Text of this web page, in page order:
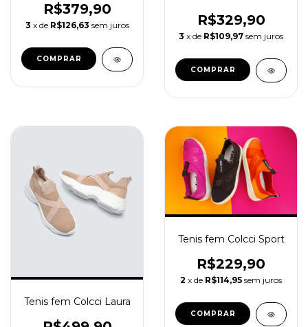
R$379,90
3 x de R$126,63 sem juros
COMPRAR
R$329,90
3 x de R$109,97 sem juros
COMPRAR
Tenis fem Colcci Laura
Tenis fem Colcci Sport
R$229,90
2 x de R$114,95 sem juros
COMPRAR